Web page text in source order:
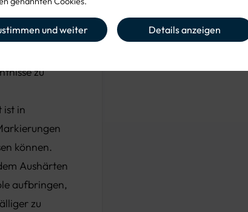
und weiter Details anzeigen
mit
Peroxid-
effizient
zu
ist in
können.
Aushärten
aufbringen,
zu